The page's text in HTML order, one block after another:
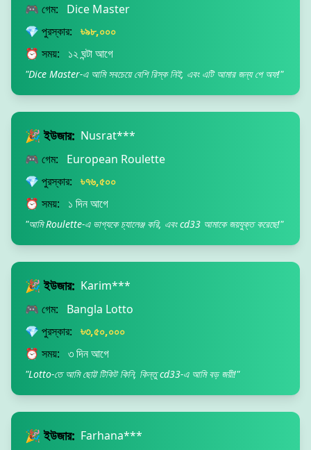
🎮 গেম:
Dice Master
💎 পুরস্কার: ৳৯৮,০০০
⏰ সময়:
১২ ঘন্টা আগে
"Dice Master-এ আমি সবচেয়ে বেশি রিস্ক নিই, এবং এটি আমার জন্য পে অফ!"
🎉 ইউজার: Nusrat***
🎮 গেম:
European Roulette
💎 পুরস্কার: ৳৭৬,৫০০
⏰ সময়:
১ দিন আগে
"আমি Roulette-এ ভাগ্যকে চ্যালেঞ্জ করি, এবং cd33 আমাকে জয়যুক্ত করেছে!"
🎉 ইউজার: Karim***
🎮 গেম:
Bangla Lotto
💎 পুরস্কার: ৳৩,৫০,০০০
⏰ সময়: ৩ দিন আগে
"Lotto-তে আমি ছোট্ট টিকিট কিনি, কিন্তু cd33-এ আমি বড় জয়ী!"
🎉 ইউজার: Farhana***